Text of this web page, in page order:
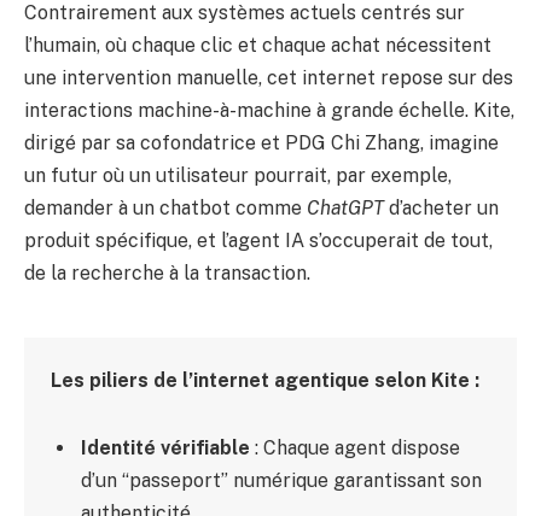
Contrairement aux systèmes actuels centrés sur
l’humain, où chaque clic et chaque achat nécessitent
une intervention manuelle, cet internet repose sur des
interactions machine-à-machine à grande échelle. Kite,
dirigé par sa cofondatrice et PDG Chi Zhang, imagine
un futur où un utilisateur pourrait, par exemple,
demander à un chatbot comme ChatGPTd’acheter un
produit spécifique, et l’agent IA s’occuperait de tout,
de la recherche à la transaction.
Les piliers de l’internet agentique selon Kite :
Identité vérifiable : Chaque agent dispose
d’un “passeport” numérique garantissant son